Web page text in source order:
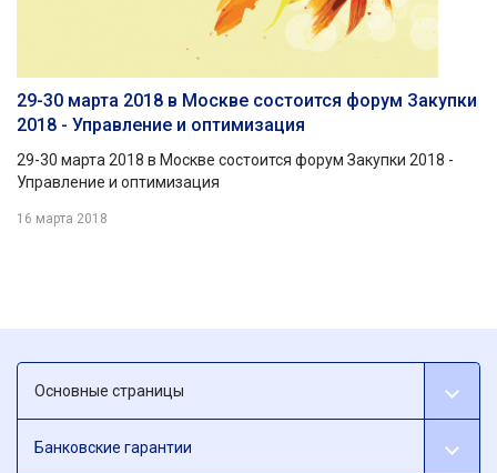
29-30 марта 2018 в Москве состоится форум Закупки
2018 - Управление и оптимизация
29-30 марта 2018 в Москве состоится форум Закупки 2018 -
Управление и оптимизация
16 марта 2018
Основные страницы
Банковские гарантии